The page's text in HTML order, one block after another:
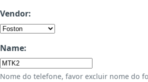
Vendor:
Name:
Nome do telefone, favor excluir nome do